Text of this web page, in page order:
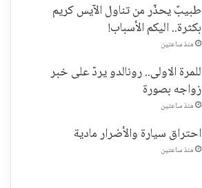
طبيبٌ يحذّر من تناول الآيس كريم
بكثرة.. اليكم الأسباب!
منذ ساعتين
للمرة الاولى.. رونالدو يردّ على خبر
زواجه بصورة
منذ ساعتين
احتراق سيارة والأضرار مادية
منذ ساعتين